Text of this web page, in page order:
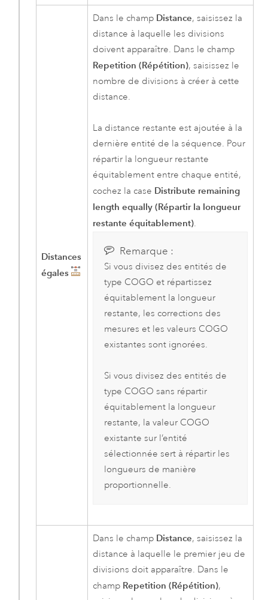
Distances
égales
Dans le champ Distance, saisissez la
distance à laquelle les divisions
doivent apparaître. Dans le champ
Repetition (Répétition), saisissez le
nombre de divisions à créer à cette
distance.
La distance restante est ajoutée à la
dernière entité de la séquence. Pour
répartir la longueur restante
équitablement entre chaque entité,
cochez la case Distribute remaining
length equally (Répartir la longueur
restante équitablement).
Remarque :
Si vous divisez des entités de
type COGO et répartissez
équitablement la longueur
restante, les corrections des
mesures et les valeurs COGO
existantes sont ignorées.
Si vous divisez des entités de
type COGO sans répartir
équitablement la longueur
restante, la valeur COGO
existante sur l’entité
sélectionnée sert à répartir les
longueurs de manière
proportionnelle.
Dans le champ Distance, saisissez la
distance à laquelle le premier jeu de
divisions doit apparaître. Dans le
champ Repetition (Répétition),